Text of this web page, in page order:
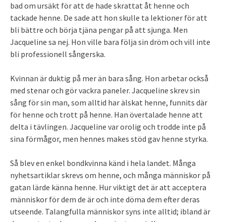
bad om ursäkt för att de hade skrattat åt henne och
tackade henne. De sade att hon skulle ta lektioner för att
bli bättre och börja tjäna pengar på att sjunga. Men
Jacqueline sa nej. Hon ville bara följa sin dröm och vill inte
bli professionell sångerska.
Kvinnan är duktig på mer än bara sång. Hon arbetar också
med stenar och gör vackra paneler. Jacqueline skrev sin
sång för sin man, som alltid har älskat henne, funnits där
för henne och trott på henne. Han övertalade henne att
delta i tävlingen. Jacqueline var orolig och trodde inte på
sina förmågor, men hennes makes stöd gav henne styrka.
Så blev en enkel bondkvinna känd i hela landet. Många
nyhetsartiklar skrevs om henne, och många människor på
gatan lärde känna henne. Hur viktigt det är att acceptera
människor för dem de är och inte döma dem efter deras
utseende. Talangfulla människor syns inte alltid; ibland är